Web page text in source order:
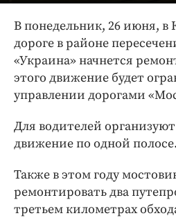
Блоги
Издания
Медиаперсона
Интересное чтиво
Бренд года
Работодатель года
В понедельник, 26 июня, в
дороге в районе
«Украина» начнется
этого движение будет
управлении дорогами
Для водителей
движение по одной полосе.
Также в этом году
ремонтировать два
третьем километрах